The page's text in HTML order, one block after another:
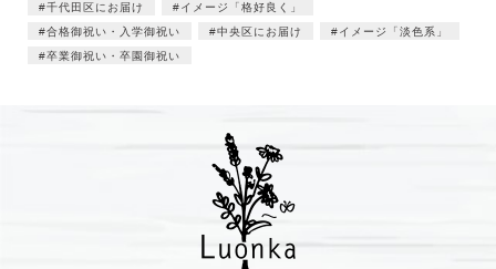
千代田区にお届け
イメージ「格好良く」
合格御祝い・入学御祝い
中央区にお届け
イメージ「淡色系」
卒業御祝い・卒園御祝い